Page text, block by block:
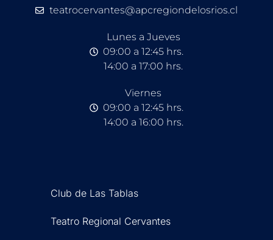
teatrocervantes@apcregiondelosrios.cl
Lunes a Jueves
09:00 a 12:45 hrs.
14:00 a 17:00 hrs.
Viernes
09:00 a 12:45 hrs.
14:00 a 16:00 hrs.
Club de Las Tablas
Teatro Regional Cervantes